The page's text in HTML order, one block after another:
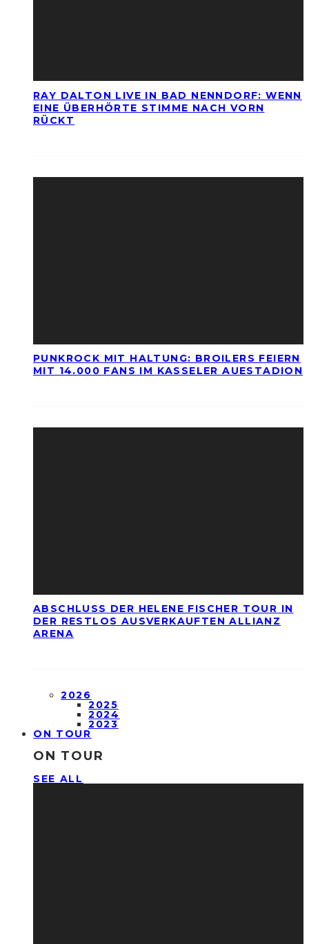
RAY DALTON LIVE IN BAD NENNDORF: WENN
EINE ÜBERHÖRTE STIMME NACH VORN
RÜCKT
PUNKROCK MIT HALTUNG: BROILERS FEIERN
MIT 14.000 FANS IM KASSELER AUESTADION
ABSCHLUSS DER HELENE FISCHER TOUR IN
DER RESTLOS AUSVERKAUFTEN ALLIANZ
ARENA
2026
2025
2024
2023
ON TOUR
ON TOUR
SEE ALL